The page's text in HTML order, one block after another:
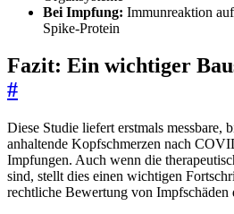
Bei Impfung: Immunreaktion
Spike-Protein
Fazit: Ein wichtiger
#
Diese Studie liefert erstmals messbare,
anhaltende Kopfschmerzen nach
Impfungen. Auch wenn die
sind, stellt dies einen wichtigen
rechtliche Bewertung von Impfschäden